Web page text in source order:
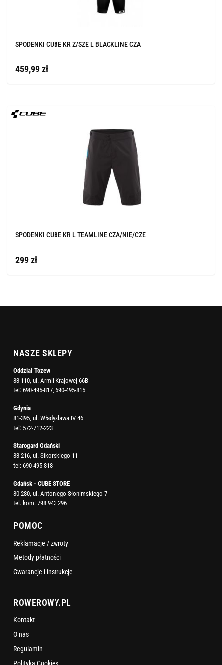
SPODENKI CUBE KR Z/SZE L BLACKLINE CZA
459,99 zł
SPODENKI CUBE KR L TEAMLINE CZA/NIE/CZE
299 zł
NASZE SKLEPY
Oddział Tczew
83-110, ul. Armii Krajowej 66B
tel: 690-495-817, 690-495-815
Gdynia
81-395, ul. Władysława IV 46
tel: 572-712-223
Starogard Gdański
83-216, ul. Sikorskiego 11
tel: 690-495-818
Gdańsk - CUBE STORE
80-280, ul. Antoniego Słonimskiego 7
tel. kom: 798 943 296
POMOC
Reklamacje / zwroty
Metody płatności
Gwarancje i instrukcje
ROWEROWY.PL
Kontakt
O nas
Regulamin
Polityka Cookies